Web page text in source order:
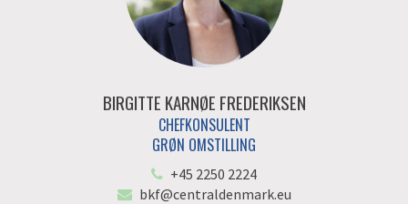
BIRGITTE KARNØE FREDERIKSEN
CHEFKONSULENT
GRØN OMSTILLING
+45 2250 2224
bkf@centraldenmark.eu